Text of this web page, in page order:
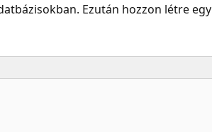
Ezután hozzon létre